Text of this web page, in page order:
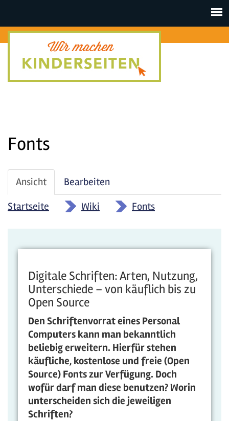
Toggle
Fonts
Haupt-
Reiter
Ansicht (aktiver
Reiter)
Bearbeiten
Startseite
» Wiki » Fonts
Digitale Schriften: Arten, Nutzung,
Unterschiede – von käuflich bis zu
Open Source
Den Schriftenvorrat eines Personal
Computers kann man bekanntlich
beliebig erweitern. Hierfür stehen
käufliche, kostenlose und freie (Open
Source) Fonts zur Verfügung. Doch
wofür darf man diese benutzen? Worin
unterscheiden sich die jeweiligen
Schriften?